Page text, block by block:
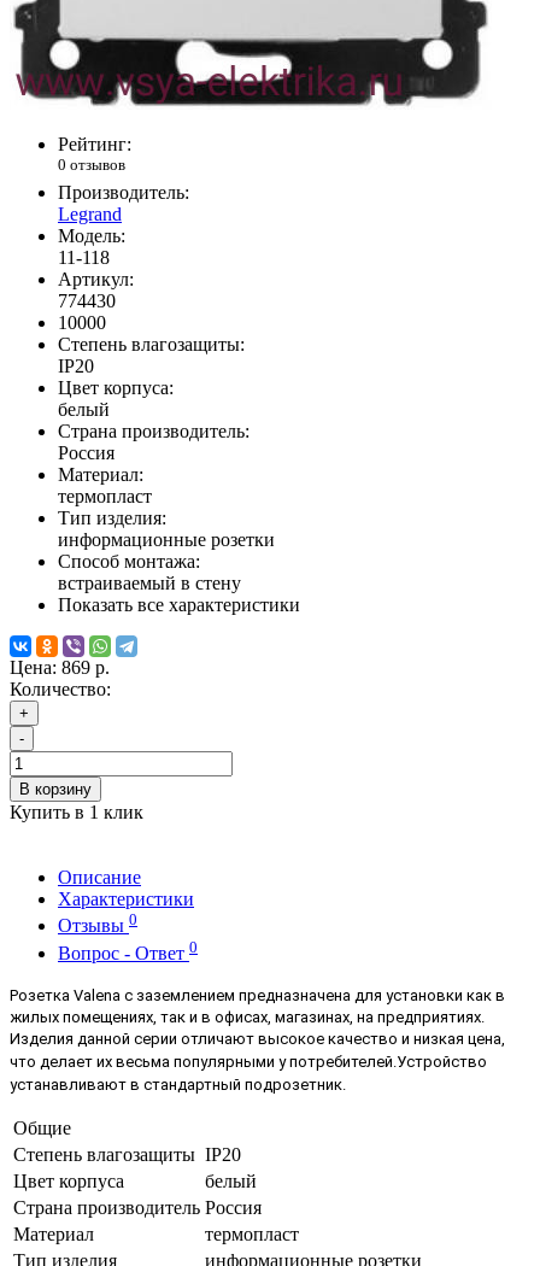
Рейтинг:
0 отзывов
Производитель:
Legrand
Модель:
11-118
Артикул:
774430
10000
Степень влагозащиты:
IP20
Цвет корпуса:
белый
Страна производитель:
Россия
Материал:
термопласт
Тип изделия:
информационные розетки
Способ монтажа:
встраиваемый в стену
Показать все характеристики
Цена: 869 р.
Количество:
+
-
В корзину
Купить в 1 клик
Описание
Характеристики
Отзывы 0
Вопрос - Ответ 0
Розетка Valena с заземлением предназначена для установки как в
жилых помещениях, так и в офисах, магазинах, на предприятиях.
Изделия данной серии отличают высокое качество и низкая цена,
что делает их весьма популярными у потребителей. Устройство
устанавливают в стандартный подрозетник.
Общие
Степень влагозащиты IP20
Цвет корпуса
белый
Страна производитель Россия
Материал
термопласт
Тип изделия
информационные розетки